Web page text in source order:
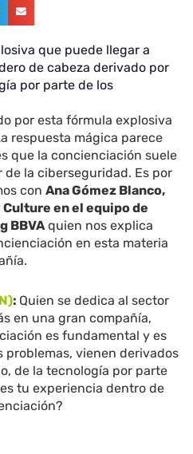
que puede llegar a
de cabeza derivado por
por parte de los
por esta fórmula explosiva
respuesta mágica parece
que la concienciación suele
la ciberseguridad. Es por
conAna Gómez Blanco,
en el equipo de
BBVAquien nos explica
en esta materia
: Quien se dedica al sector
en una gran compañía,
es fundamental y es
problemas, vienen derivados
de la tecnología por parte
tu experiencia dentro de